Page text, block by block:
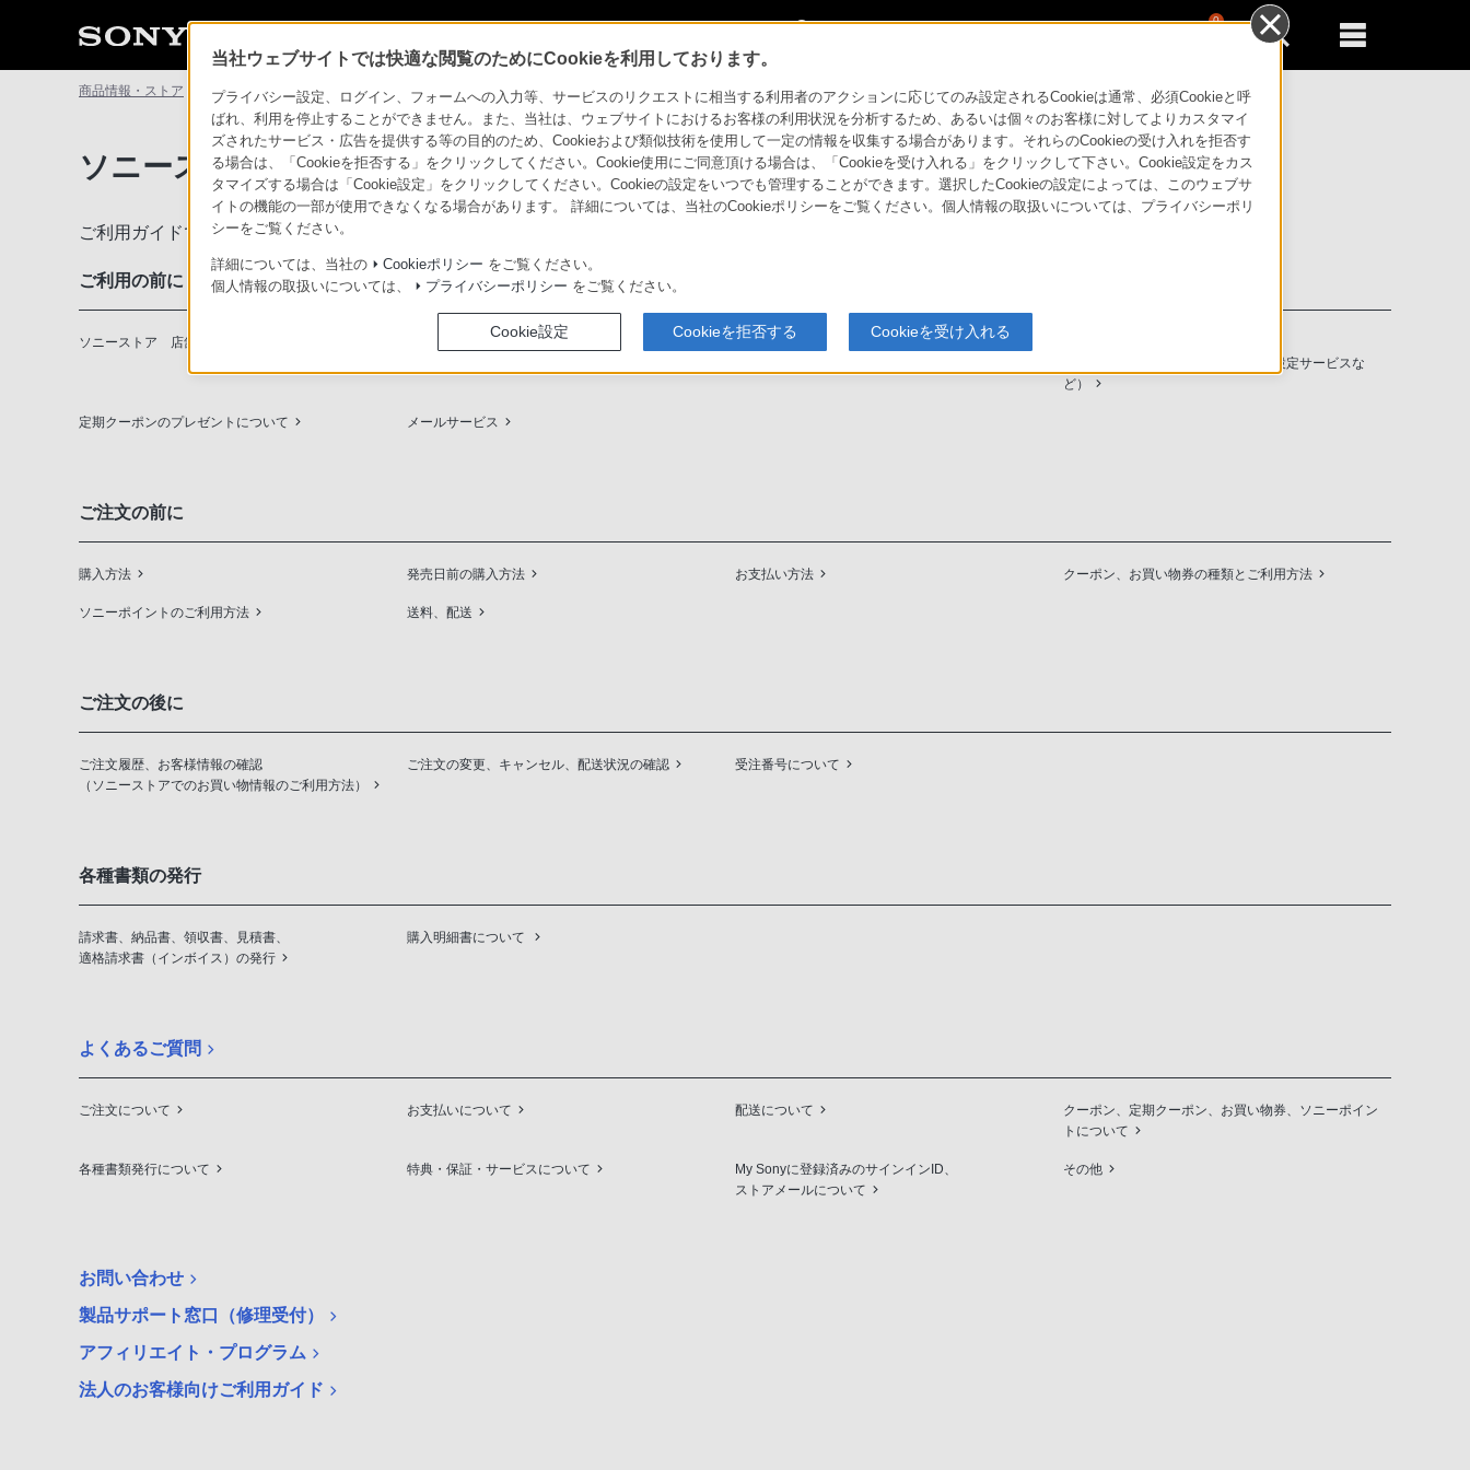
0
商品情報・ストア ソニーストアについて ソニーストアのご利用ガイド
ソニーストアのご利用ガイド
ご利用ガイドでは、ソニーストアのご利用方法・サービスに関しまとめてご案内しております。
ご利用の前に
ソニーストア 店舗のご案内 ソニーショップ（ソニーストア取次店）のご案内 My Sonyでの購入について
（長期保証、下取サービス、設置・設定サービスな
ど）
定期クーポンのプレゼントについて メールサービス
ご注文の前に
購入方法 発売日前の購入方法 お支払い方法 クーポン、お買い物券の種類とご利用方法
ソニーポイントのご利用方法 送料、配送
ご注文の後に
ご注文履歴、お客様情報の確認
（ソニーストアでのお買い物情報のご利用方法）
ご注文の変更、キャンセル、配送状況の確認 受注番号について
各種書類の発行
請求書、納品書、領収書、見積書、
適格請求書（インボイス）の発行
購入明細書について
よくあるご質問
ご注文について お支払いについて 配送について
クーポン、定期クーポン、お買い物券、ソニーポイン
トについて
各種書類発行について 特典・保証・サービスについて
My Sonyに登録済みのサインインID、
ストアメールについて
その他
お問い合わせ
製品サポート窓口（修理受付）
アフィリエイト・プログラム
法人のお客様向けご利用ガイド
当社ウェブサイトでは快適な閲覧のためにCookieを利用しております。
プライバシー設定、ログイン、フォームへの入力等、サービスのリクエストに相当する利用者のアクションに応じてのみ設定されるCookieは通常、必須Cookieと呼
ばれ、利用を停止することができません。また、当社は、ウェブサイトにおけるお客様の利用状況を分析するため、あるいは個々のお客様に対してよりカスタマイ
ズされたサービス・広告を提供する等の目的のため、Cookieおよび類似技術を使用して一定の情報を収集する場合があります。それらのCookieの受け入れを拒否す
る場合は、「Cookieを拒否する」をクリックしてください。Cookie使用にご同意頂ける場合は、「Cookieを受け入れる」をクリックして下さい。Cookie設定をカス
タマイズする場合は「Cookie設定」をクリックしてください。Cookieの設定をいつでも管理することができます。選択したCookieの設定によっては、このウェブサ
イトの機能の一部が使用できなくなる場合があります。 詳細については、当社のCookieポリシーをご覧ください。個人情報の取扱いについては、プライバシーポリ
シーをご覧ください。
詳細については、当社の Cookieポリシー をご覧ください。
個人情報の取扱いについては、
プライバシーポリシー をご覧ください。
Cookie設定 Cookieを拒否する Cookieを受け入れる